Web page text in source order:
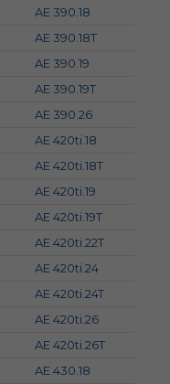
AE 390.18
AE 390.18T
AE 390.19
AE 390.19T
AE 390.26
AE 420ti.18
AE 420ti.18T
AE 420ti.19
AE 420ti.19T
AE 420ti.22T
AE 420ti.24
AE 420ti.24T
AE 420ti.26
AE 420ti.26T
AE 430.18